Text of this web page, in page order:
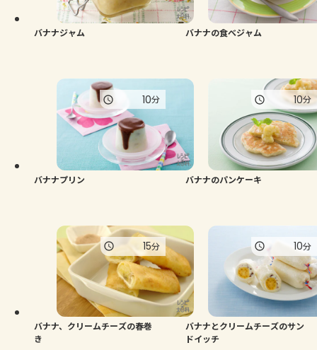
お買い物
バナナジャム バナナの食べジャム
バナナプリン
10分
バナナのパンケーキ
10分
バナナ、クリームチーズの春巻
き
15分
バナナとクリームチーズのサン
ドイッチ
10分